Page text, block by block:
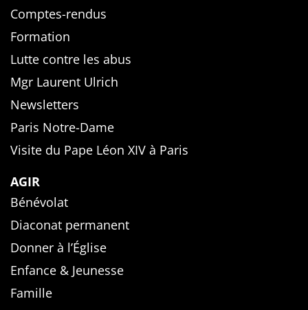
Comptes-rendus
Formation
Lutte contre les abus
Mgr Laurent Ulrich
Newsletters
Paris Notre-Dame
Visite du Pape Léon XIV à Paris
AGIR
Bénévolat
Diaconat permanent
Donner à l’Église
Enfance & Jeunesse
Famille